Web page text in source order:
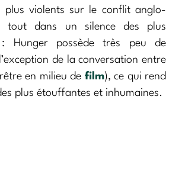
plus violents sur le conflit anglo-
tout dans un silence des plus
: Hunger possède très peu de
de la conversation entre
en milieu de film), ce qui rend
plus étouffantes et inhumaines.